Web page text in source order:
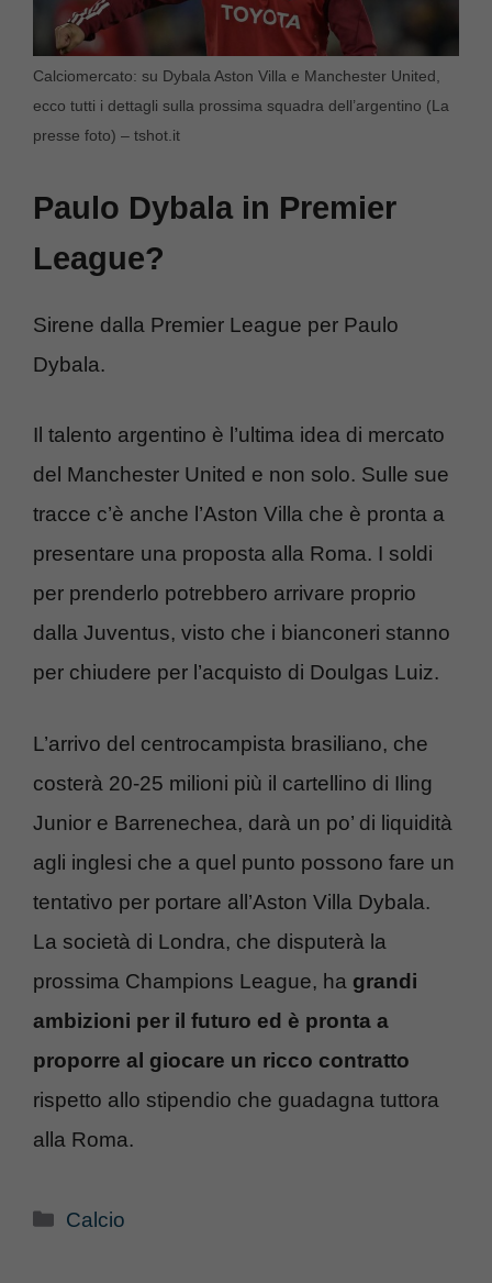
Calciomercato: su Dybala Aston Villa e Manchester United,
ecco tutti i dettagli sulla prossima squadra dell’argentino (La
presse foto) – tshot.it
Paulo Dybala in Premier
League?
Sirene dalla Premier League per Paulo
Dybala.
Il talento argentino è l’ultima idea di mercato
del Manchester United e non solo. Sulle sue
tracce c’è anche l’Aston Villa che è pronta a
presentare una proposta alla Roma. I soldi
per prenderlo potrebbero arrivare proprio
dalla Juventus, visto che i bianconeri stanno
per chiudere per l’acquisto di Doulgas Luiz.
L’arrivo del centrocampista brasiliano, che
costerà 20-25 milioni più il cartellino di Iling
Junior e Barrenechea, darà un po’ di liquidità
agli inglesi che a quel punto possono fare un
tentativo per portare all’Aston Villa Dybala.
La società di Londra, che disputerà la
prossima Champions League, ha grandi
ambizioni per il futuro ed è pronta a
proporre al giocare un ricco contratto
rispetto allo stipendio che guadagna tuttora
alla Roma.
Categorie
Calcio